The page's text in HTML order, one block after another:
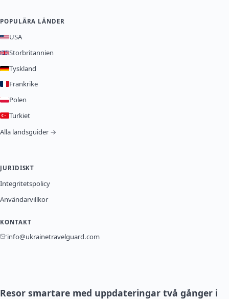
POPULÄRA LÄNDER
USA
Storbritannien
Tyskland
Frankrike
Polen
Turkiet
Alla landsguider →
JURIDISKT
Integritetspolicy
Användarvillkor
KONTAKT
info@ukrainetravelguard.com
Resor smartare med uppdateringar två gånger i